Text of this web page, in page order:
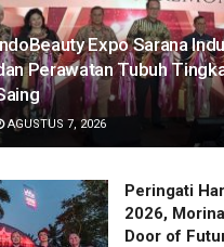
Expo Sarana
Perawatan Tubuh
AGUSTUS 7, 2026
Peringati
2026,
Door of